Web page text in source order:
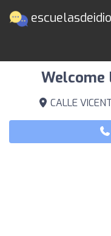
Welcome
CALLE